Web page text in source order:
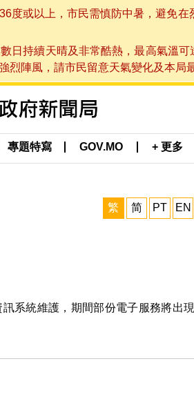
度或以上，市民需慎防中暑，避免
日持續天晴及非常酷熱，最高氣溫
陣風，請市民留意天氣變化及本局
專題特寫 GOV.MO + 更多
繁 简 PT EN
系統維護，期間部份電子服務將出現